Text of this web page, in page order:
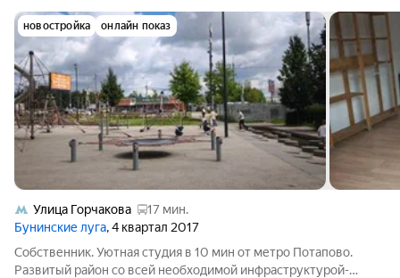
новостройка онлайн показ
Улица Горчакова
17 мин.
Бунинские луга, 4 квартал 2017
Собственник. Уютная студия в 10 мин от метро Потапово.
Развитый район со всей необходимой инфраструктурой-